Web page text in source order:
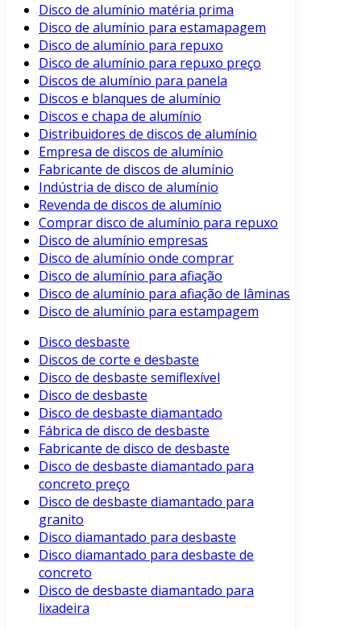
Disco de alumínio matéria prima
Disco de alumínio para estamapagem
Disco de alumínio para repuxo
Disco de alumínio para repuxo preço
Discos de alumínio para panela
Discos e blanques de alumínio
Discos e chapa de alumínio
Distribuidores de discos de alumínio
Empresa de discos de alumínio
Fabricante de discos de alumínio
Indústria de disco de alumínio
Revenda de discos de alumínio
Comprar disco de alumínio para repuxo
Disco de alumínio empresas
Disco de alumínio onde comprar
Disco de alumínio para afiação
Disco de alumínio para afiação de lâminas
Disco de alumínio para estampagem
Disco desbaste
Discos de corte e desbaste
Disco de desbaste semiflexível
Disco de desbaste
Disco de desbaste diamantado
Fábrica de disco de desbaste
Fabricante de disco de desbaste
Disco de desbaste diamantado para
concreto preço
Disco de desbaste diamantado para
granito
Disco diamantado para desbaste
Disco diamantado para desbaste de
concreto
Disco de desbaste diamantado para
lixadeira